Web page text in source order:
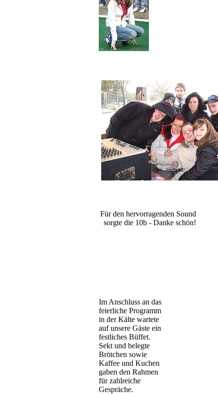
Für den hervorragenden Sound
sorgte die 10b - Danke schön!
Im Anschluss an das
feierliche Programm
in der Kälte wartete
auf unsere Gäste ein
festliches Büffet.
Sekt und belegte
Brötchen sowie
Kaffee und Kuchen
gaben den Rahmen
für zahlreiche
Gespräche.